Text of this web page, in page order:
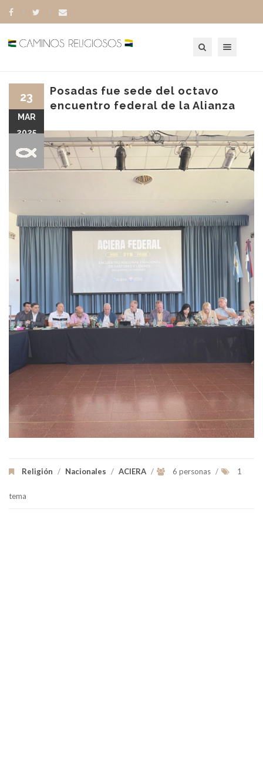
Posadas fue sede del octavo
encuentro federal de la Alianza
Religión / Nacionales / ACIERA / 6 personas / 1
tema
23
MAR
2025